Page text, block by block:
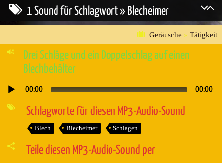
1 Sound für Schlagwort » Blecheimer
Geräusche » Tätigkeit
Drei Schläge und ein Doppelschlag auf einen
Blechbehälter
Audio-
00:00 00:00
Schlagworte für diesen MP3-Audio-Sound
Blech Blecheimer Schlagen
Teile diesen MP3-Audio-Sound per